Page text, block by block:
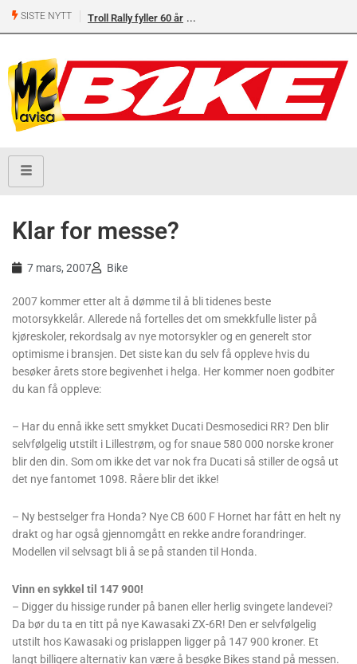
SISTE NYTT Troll Rally fyller 60 år
AllSuperMoto i
Stavanger og MCO
Vollebekk i Oslo
Klar for messe?
7 mars, 2007 Bike
2007 kommer etter alt å dømme til å bli tidenes beste
motorsykkelår. Allerede nå fortelles det om smekkfulle lister på
kjøreskoler, rekordsalg av nye motorsykler og en generelt stor
optimisme i bransjen. Det siste kan du selv få oppleve hvis du
besøker årets store begivenhet i helga. Her kommer noen godbiter
du kan få oppleve:
– Har du ennå ikke sett smykket Ducati Desmosedici RR? Den blir
selvfølgelig utstilt i Lillestrøm, og for snaue 580 000 norske kroner
blir den din. Som om ikke det var nok fra Ducati så stiller de også ut
det nye fantomet 1098. Råere blir det ikke!
– Ny bestselger fra Honda? Nye CB 600 F Hornet har fått en helt ny
drakt og har også gjennomgått en rekke andre forandringer.
Modellen vil selvsagt bli å se på standen til Honda.
Vinn en sykkel til 147 900!
– Digger du hissige runder på banen eller herlig svingete landevei?
Da bør du ta en titt på nye Kawasaki ZX-6R! Den er selvfølgelig
utstilt hos Kawasaki og prislappen ligger på 147 900 kroner. Et
langt billigere alternativ kan være å besøke Bikes stand på messen.